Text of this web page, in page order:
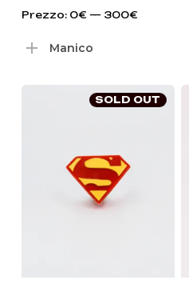
Prezzo: 0€ — 300€
Manico
SOLD OUT